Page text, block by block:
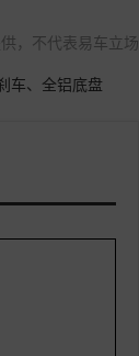
，不代表易车立场
车、全铝底盘